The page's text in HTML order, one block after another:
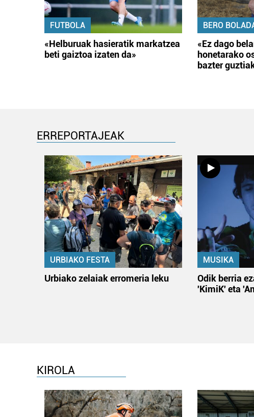
FUTBOLA
«Helburuak hasieratik markatzea
beti gaiztoa izaten da»
BERO
«Ez dago
honetarako
bazter
ERREPORTAJEAK
URBIAKO FESTA
Urbiako zelaiak erromeria leku
MUSIKA
Odik berria
'KimiK' eta
KIROLA